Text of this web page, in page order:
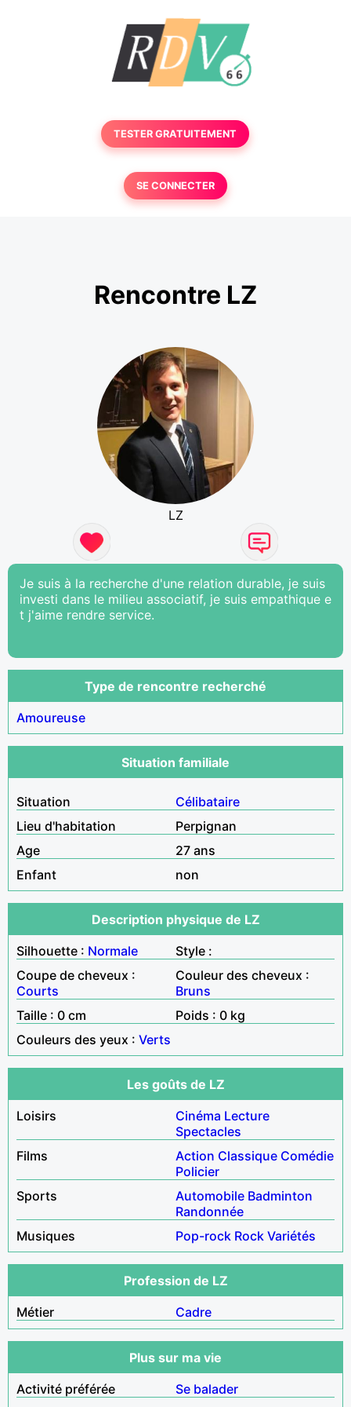
TESTER GRATUITEMENT
SE CONNECTER
Rencontre LZ
LZ
Je suis à la recherche d'une relation durable, je suis
investi dans le milieu associatif, je suis empathique e
t j'aime rendre service.
Type de rencontre recherché
Amoureuse
Situation familiale
Situation
Célibataire
Lieu d'habitation
Perpignan
Age
27 ans
Enfant
non
Description physique de LZ
Silhouette : Normale
Style :
Coupe de cheveux :
Courts
Couleur des cheveux :
Bruns
Taille : 0 cm
Poids : 0 kg
Couleurs des yeux : Verts
Les goûts de LZ
Loisirs
Cinéma Lecture
Spectacles
Films
Action Classique Comédie
Policier
Sports
Automobile Badminton
Randonnée
Musiques
Pop-rock Rock Variétés
Profession de LZ
Métier
Cadre
Plus sur ma vie
Activité préférée
Se balader